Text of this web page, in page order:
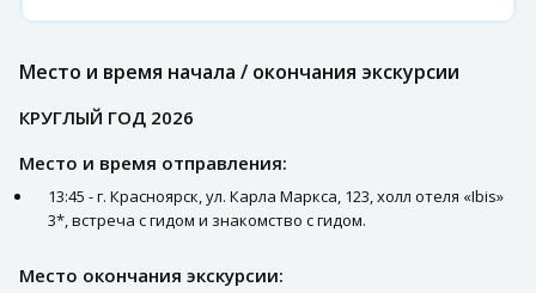
Место и время начала / окончания экскурсии
КРУГЛЫЙ ГОД 2026
Место и время отправления:
13:45 - г. Красноярск, ул. Карла Маркса, 123, холл отеля «Ibis»
3*, встреча с гидом и знакомство с гидом.
Место окончания экскурсии: